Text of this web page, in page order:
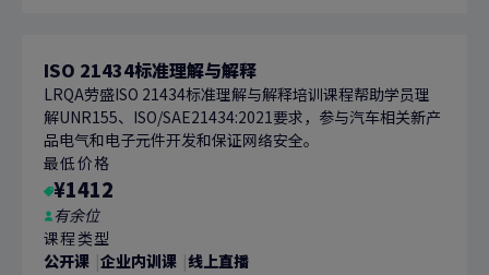
ISO 21434标准理解与解释
LRQA劳盛ISO 21434标准理解与解释培训课程帮助学员理
解UNR155、ISO/SAE21434:2021要求，参与汽车相关新产
品电气和电子元件开发和保证网络安全。
最低价格
¥1412
有余位
课程类型
公开课 企业内训课 线上直播